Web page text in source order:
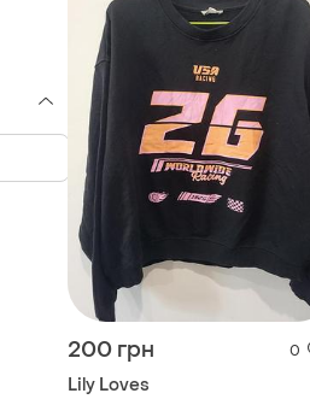
200 грн 0
Lily Loves